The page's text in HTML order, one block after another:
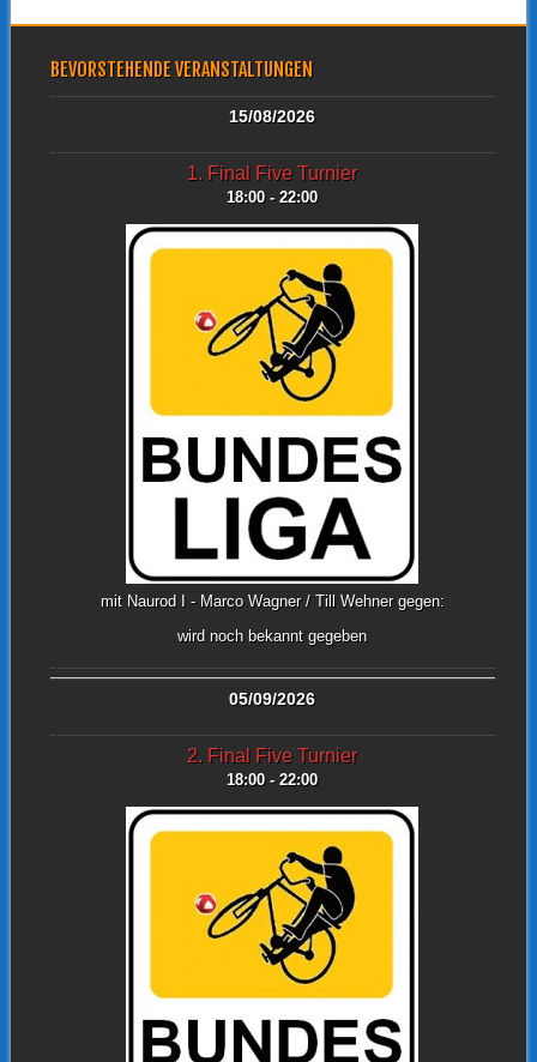
BEVORSTEHENDE VERANSTALTUNGEN
15/08/2026
1. Final Five Turnier
18:00 - 22:00
mit Naurod I - Marco Wagner / Till Wehner gegen:
wird noch bekannt gegeben
05/09/2026
2. Final Five Turnier
18:00 - 22:00